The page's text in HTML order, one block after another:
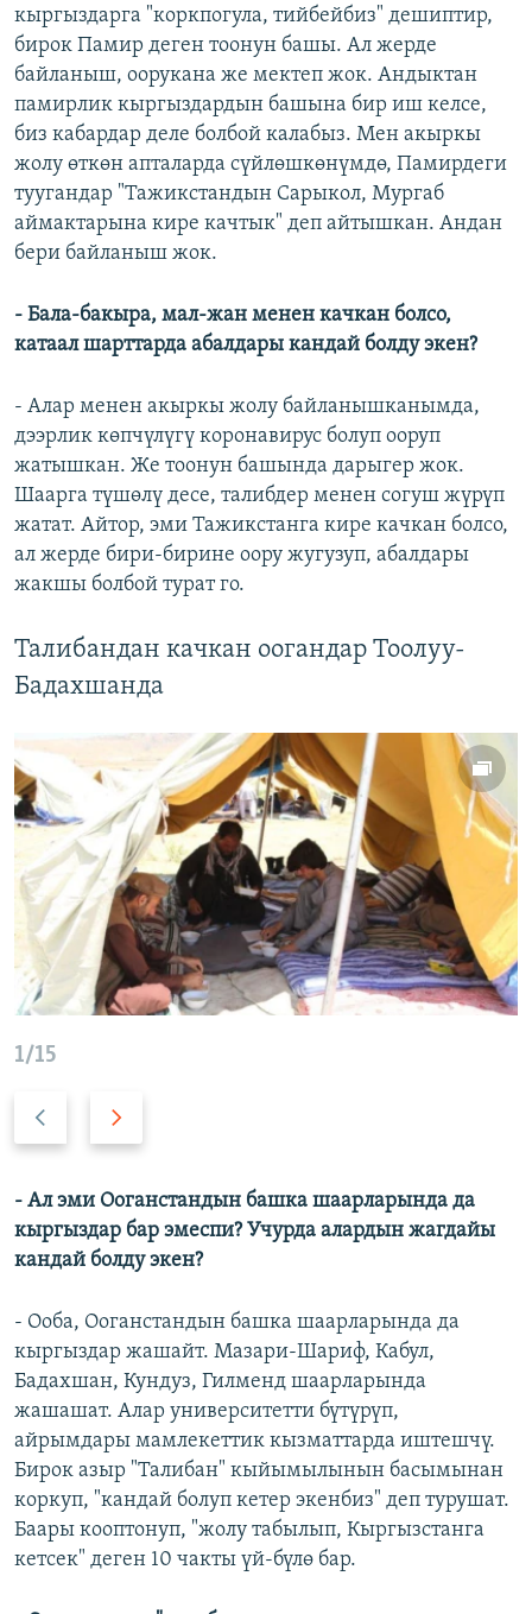
кыргыздарга "коркпогула, тийбейбиз" дешиптир,
бирок Памир деген тоонун башы. Ал жерде
байланыш, оорукана же мектеп жок. Андыктан
памирлик кыргыздардын башына бир иш келсе,
биз кабардар деле болбой калабыз. Мен акыркы
жолу өткөн апталарда сүйлөшкөнүмдө, Памирдеги
туугандар "Тажикстандын Сарыкол, Мургаб
аймактарына кире качтык" деп айтышкан. Андан
бери байланыш жок.
- Бала-бакыра, мал-жан менен качкан болсо,
катаал шарттарда абалдары кандай болду экен?
- Алар менен акыркы жолу байланышканымда,
дээрлик көпчүлүгү коронавирус болуп ооруп
жатышкан. Же тоонун башында дарыгер жок.
Шаарга түшөлү десе, талибдер менен согуш жүрүп
жатат. Айтор, эми Тажикстанга кире качкан болсо,
ал жерде бири-бирине оору жугузуп, абалдары
жакшы болбой турат го.
Талибандан качкан оогандар Тоолуу-
Бадахшанда
1/15
к
а
ы
г
а
- Ал эми Ооганстандын башка шаарларында да
кыргыздар бар эмеспи? Учурда алардын жагдайы
кандай болду экен?
- Ооба, Ооганстандын башка шаарларында да
кыргыздар жашайт. Мазари-Шариф, Кабул,
Бадахшан, Кундуз, Гилменд шаарларында
жашашат. Алар университетти бүтүрүп,
айрымдары мамлекеттик кызматтарда иштешчү.
Бирок азыр "Талибан" кыйымылынын басымынан
коркуп, "кандай болуп кетер экенбиз" деп турушат.
Баары кооптонуп, "жолу табылып, Кыргызстанга
кетсек" деген 10 чакты үй-бүлө бар.